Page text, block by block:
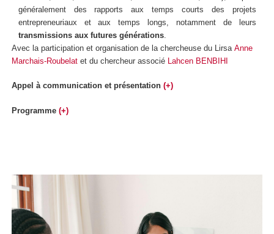
généralement des rapports aux temps courts des projets
entrepreneuriaux et aux temps longs, notamment de leurs
transmissions aux futures générations.
Avec la participation et organisation de la chercheuse du Lirsa Anne
Marchais-Roubelat et du chercheur associé Lahcen BENBIHI
Appel à communication et présentation (+)
Programme (+)